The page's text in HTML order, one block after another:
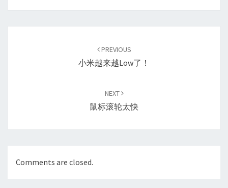
PREVIOUS
小米越来越low了！
NEXT
鼠标滚轮太快
Comments are closed.